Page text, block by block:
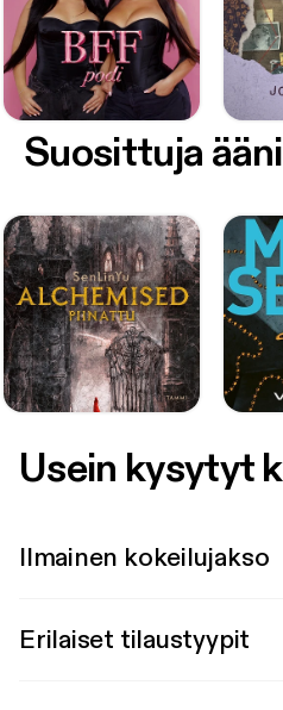
Suosittuja
Usein kysytyt
Ilmainen kokeilujakso
Erilaiset tilaustyypit